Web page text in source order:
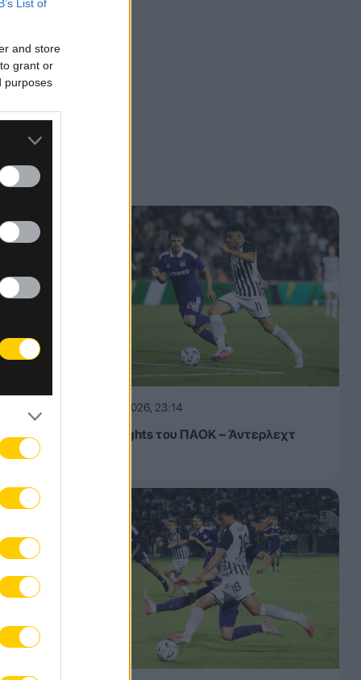
List of
and store
grant or
purposes
06.08.2026, 23:14
Τα highlights του ΠΑΟΚ – Άντερλεχτ